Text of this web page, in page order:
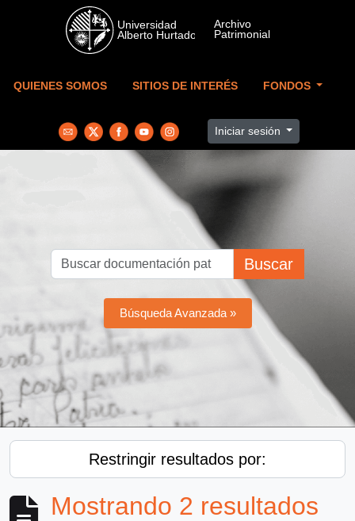
Skip to main content
QUIENES SOMOS SITIOS DE INTERÉS FONDOS
Iniciar sesión
Buscar
Búsqueda Avanzada »
Restringir resultados por:
Mostrando 2 resultados